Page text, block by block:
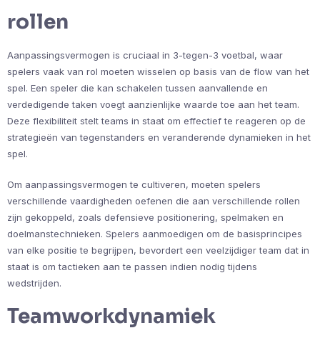
rollen
Aanpassingsvermogen is cruciaal in 3-tegen-3 voetbal, waar
spelers vaak van rol moeten wisselen op basis van de flow van het
spel. Een speler die kan schakelen tussen aanvallende en
verdedigende taken voegt aanzienlijke waarde toe aan het team.
Deze flexibiliteit stelt teams in staat om effectief te reageren op de
strategieën van tegenstanders en veranderende dynamieken in het
spel.
Om aanpassingsvermogen te cultiveren, moeten spelers
verschillende vaardigheden oefenen die aan verschillende rollen
zijn gekoppeld, zoals defensieve positionering, spelmaken en
doelmanstechnieken. Spelers aanmoedigen om de basisprincipes
van elke positie te begrijpen, bevordert een veelzijdiger team dat in
staat is om tactieken aan te passen indien nodig tijdens
wedstrijden.
Teamworkdynamiek